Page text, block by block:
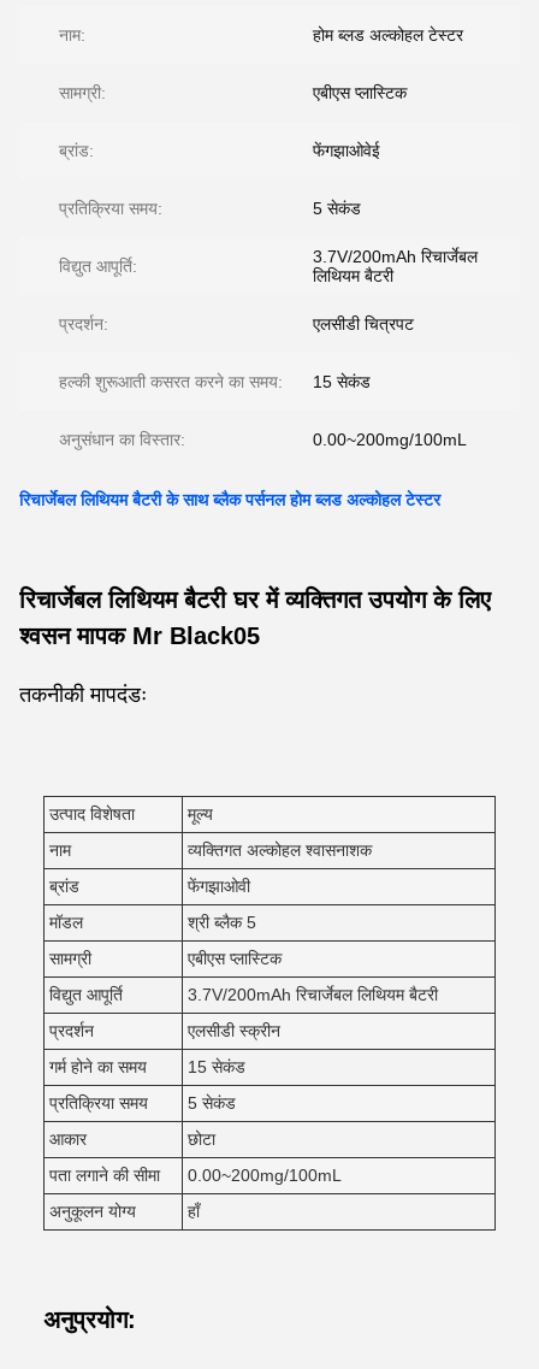
नाम: होम ब्लड अल्कोहल टेस्टर
सामग्री: एबीएस प्लास्टिक
ब्रांड: फेंगझाओवेई
प्रतिक्रिया समय: 5 सेकंड
विद्युत आपूर्ति:
3.7V/200mAh रिचार्जेबल
लिथियम बैटरी
प्रदर्शन: एलसीडी चित्रपट
हल्की शुरूआती कसरत करने का समय: 15 सेकंड
अनुसंधान का विस्तार: 0.00~200mg/100mL
रिचार्जेबल लिथियम बैटरी के साथ ब्लैक पर्सनल होम ब्लड अल्कोहल टेस्टर
रिचार्जेबल लिथियम बैटरी घर में व्यक्तिगत उपयोग के लिए
श्वसन मापक Mr Black05
तकनीकी मापदंडः
उत्पाद विशेषता
मूल्य
नाम
व्यक्तिगत अल्कोहल श्वासनाशक
ब्रांड
फेंगझाओवी
मॉडल
श्री ब्लैक 5
सामग्री
एबीएस प्लास्टिक
विद्युत आपूर्ति
3.7V/200mAh रिचार्जेबल लिथियम बैटरी
प्रदर्शन
एलसीडी स्क्रीन
गर्म होने का समय
15 सेकंड
प्रतिक्रिया समय
5 सेकंड
आकार
छोटा
पता लगाने की सीमा
0.00~200mg/100mL
अनुकूलन योग्य
हाँ
अनुप्रयोग: